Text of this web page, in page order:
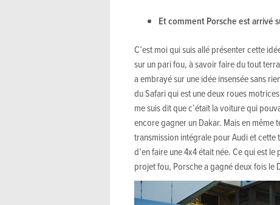
Et comment Porsche est arrivé
C’est moi qui suis allé présenter cette
sur un pari fou, à savoir faire du tout
a embrayé sur une idée insensée sans
du Safari qui est une deux roues
me suis dit que c’était la voiture qui
encore gagner un Dakar. Mais en
transmission intégrale pour Audi et cette
d’en faire une 4x4 était née. Ce qui est
projet fou, Porsche a gagné deux fois le